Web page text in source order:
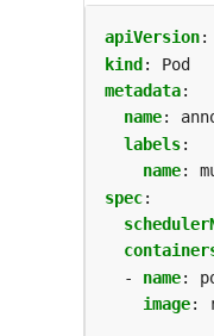
apiVersion:
kind :
Pod
metadata:
name:
labels:
name:
spec:
- name:
image: